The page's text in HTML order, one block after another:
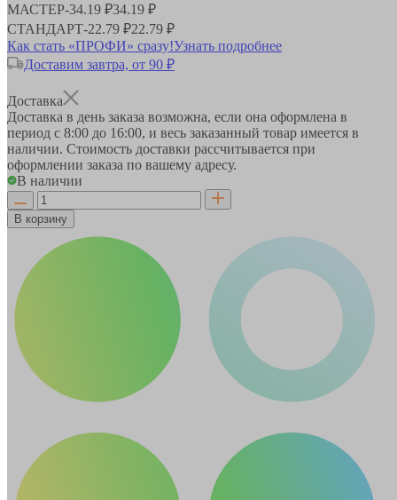
МАСТЕР-34.19 ₽34.19 ₽
СТАНДАРТ-22.79 ₽22.79 ₽
Как стать «ПРОФИ» сразу!Узнать подробнее
Доставим завтра, от 90 ₽
Доставка
Доставка в день заказа возможна, если она оформлена в
период с 8:00 до 16:00, и весь заказанный товар имеется в
наличии. Стоимость доставки рассчитывается при
оформлении заказа по вашему адресу.
В наличии
В корзину